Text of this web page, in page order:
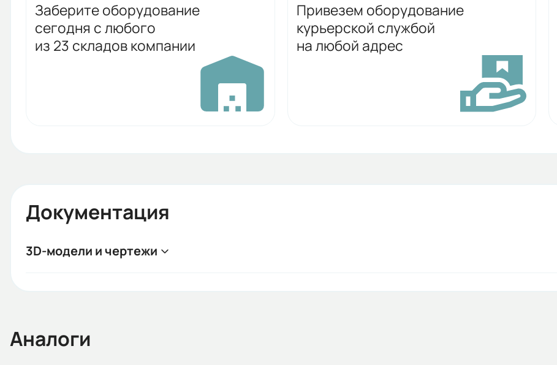
Заберите оборудование
сегодня с любого
из 23 складов компании
Привезем оборудование
курьерской службой
на любой адрес
Документация
3D-модели и чертежи
Аналоги